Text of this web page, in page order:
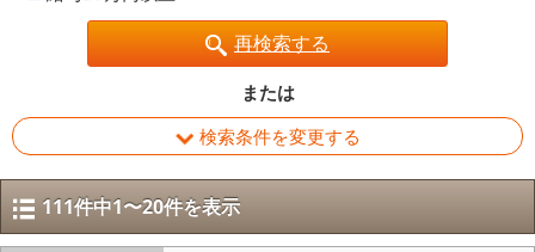
再検索する
または
検索条件を変更する
111件中1〜20件を表示